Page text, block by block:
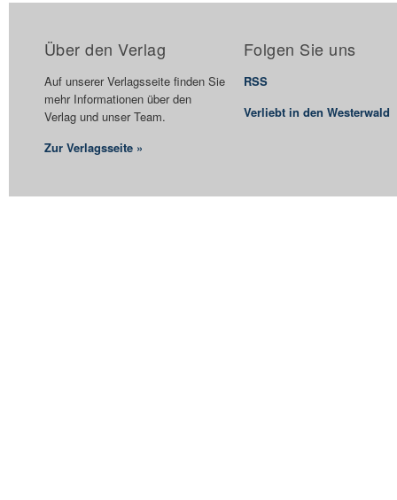
Über den Verlag
Auf unserer Verlagsseite finden Sie
mehr Informationen über den
Verlag und unser Team.
Zur Verlagsseite »
Folgen Sie uns
RSS
Verliebt in den Westerwald